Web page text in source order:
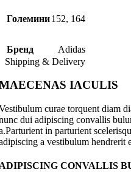
Големини152, 164
Бренд
Adidas
Shipping & Delivery
IACULIS
curae torquent diam
dui adipiscing convallis
in parturient
a vestibulum hendrerit
CONVALLIS